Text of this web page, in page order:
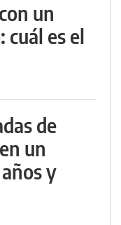
un
cuál es el
de
un
y